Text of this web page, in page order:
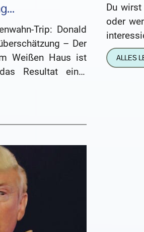
Trip: Donald
– Der
Weißen Haus ist
Resultat einer
Du
oder
ALLES